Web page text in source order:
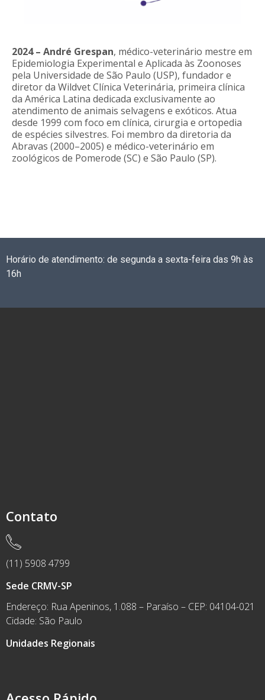
2024 – André Grespan, médico-veterinário mestre em
Epidemiologia Experimental e Aplicada às Zoonoses
pela Universidade de São Paulo (USP), fundador e
diretor da Wildvet Clínica Veterinária, primeira clínica
da América Latina dedicada exclusivamente ao
atendimento de animais selvagens e exóticos. Atua
desde 1999 com foco em clínica, cirurgia e ortopedia
de espécies silvestres. Foi membro da diretoria da
Abravas (2000–2005) e médico-veterinário em
zoológicos de Pomerode (SC) e São Paulo (SP).
Horário de atendimento: de segunda a sexta-feira das 9h às
16h
Contato
(11) 5908 4799
Sede CRMV-SP
Endereço: Rua Apeninos, 1.088 – Paraíso – CEP: 04104-021
Cidade: São Paulo
Unidades Regionais